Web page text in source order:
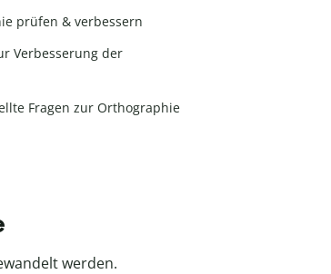
prüfen & verbessern
Verbesserung der
Fragen zur Orthographie
werden.